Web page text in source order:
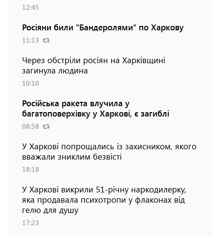
12:45
Росіяни били "Бандеролями" по Харкову
11:13
Через обстріли росіян на Харківщині
загинула людина
10:10
Російська ракета влучила у
багатоповерхівку у Харкові, є загиблі
08:58
У Харкові попрощались із захисником, якого
вважали зниклим безвісті
18:18
У Харкові викрили 51-річну наркодилерку,
яка продавала психотропи у флаконах від
гелю для душу
17:23